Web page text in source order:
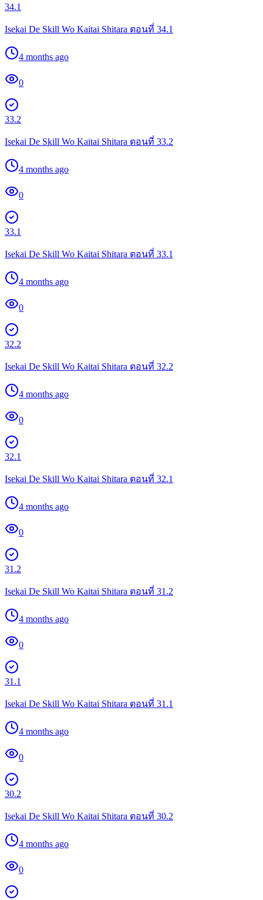
34.1
Isekai De Skill Wo Kaitai Shitara ตอนที่ 34.1
4 months ago
0
33.2
Isekai De Skill Wo Kaitai Shitara ตอนที่ 33.2
4 months ago
0
33.1
Isekai De Skill Wo Kaitai Shitara ตอนที่ 33.1
4 months ago
0
32.2
Isekai De Skill Wo Kaitai Shitara ตอนที่ 32.2
4 months ago
0
32.1
Isekai De Skill Wo Kaitai Shitara ตอนที่ 32.1
4 months ago
0
31.2
Isekai De Skill Wo Kaitai Shitara ตอนที่ 31.2
4 months ago
0
31.1
Isekai De Skill Wo Kaitai Shitara ตอนที่ 31.1
4 months ago
0
30.2
Isekai De Skill Wo Kaitai Shitara ตอนที่ 30.2
4 months ago
0